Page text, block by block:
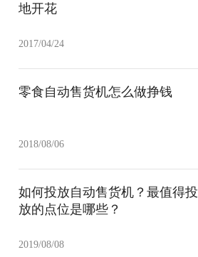
地开花
2017/04/24
零食自动售货机怎么做挣钱
2018/08/06
如何投放自动售货机？最值得投
放的点位是哪些？
2019/08/08